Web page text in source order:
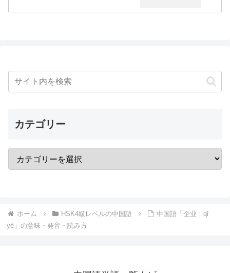
カテゴリー
ホーム HSK4級レベルの中国語
中国語「企业｜qǐ
yè」の意味・発音・読み方